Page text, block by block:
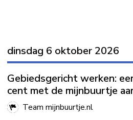
dinsdag 6 oktober 2026
Gebiedsgericht werken:
cent met de mijnbuurtje
Team mijnbuurtje.nl